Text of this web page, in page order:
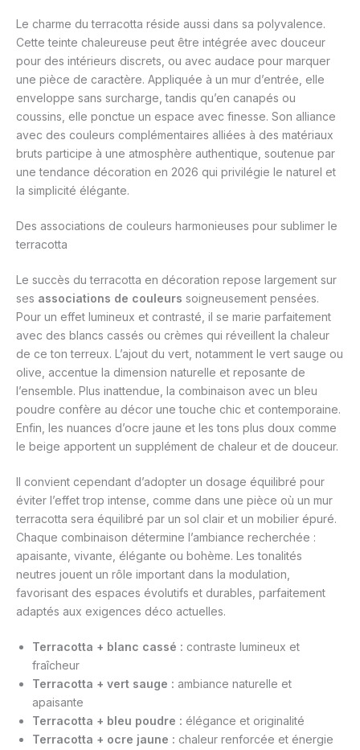
Le charme du terracotta réside aussi dans sa polyvalence.
Cette teinte chaleureuse peut être intégrée avec douceur
pour des intérieurs discrets, ou avec audace pour marquer
une pièce de caractère. Appliquée à un mur d’entrée, elle
enveloppe sans surcharge, tandis qu’en canapés ou
coussins, elle ponctue un espace avec finesse. Son alliance
avec des couleurs complémentaires alliées à des matériaux
bruts participe à une atmosphère authentique, soutenue par
une tendance décoration en 2026 qui privilégie le naturel et
la simplicité élégante.
Des associations de couleurs harmonieuses pour sublimer le
terracotta
Le succès du terracotta en décoration repose largement sur
ses associations de couleurs soigneusement pensées.
Pour un effet lumineux et contrasté, il se marie parfaitement
avec des blancs cassés ou crèmes qui réveillent la chaleur
de ce ton terreux. L’ajout du vert, notamment le vert sauge ou
olive, accentue la dimension naturelle et reposante de
l’ensemble. Plus inattendue, la combinaison avec un bleu
poudre confère au décor une touche chic et contemporaine.
Enfin, les nuances d’ocre jaune et les tons plus doux comme
le beige apportent un supplément de chaleur et de douceur.
Il convient cependant d’adopter un dosage équilibré pour
éviter l’effet trop intense, comme dans une pièce où un mur
terracotta sera équilibré par un sol clair et un mobilier épuré.
Chaque combinaison détermine l’ambiance recherchée :
apaisante, vivante, élégante ou bohème. Les tonalités
neutres jouent un rôle important dans la modulation,
favorisant des espaces évolutifs et durables, parfaitement
adaptés aux exigences déco actuelles.
Terracotta + blanc cassé : contraste lumineux et
fraîcheur
Terracotta + vert sauge : ambiance naturelle et
apaisante
Terracotta + bleu poudre : élégance et originalité
Terracotta + ocre jaune : chaleur renforcée et énergie